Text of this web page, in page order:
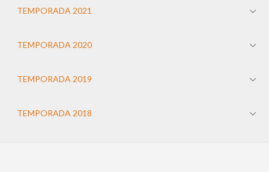
TEMPORADA 2021
TEMPORADA 2020
TEMPORADA 2019
TEMPORADA 2018